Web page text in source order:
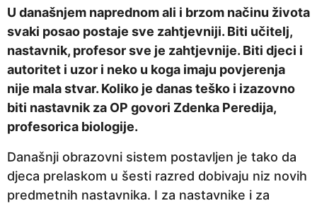
e
p
r
i
j
e
3
o
d
i
U današnjem naprednom ali i brzom načinu života
svaki posao postaje sve zahtjevniji. Biti učitelj,
nastavnik, profesor sve je zahtjevnije. Biti djeci i
autoritet i uzor i neko u koga imaju povjerenja
nije mala stvar. Koliko je danas teško i izazovno
biti nastavnik za OP govori Zdenka Peredija,
profesorica biologije.
Današnji obrazovni sistem postavljen je tako da
djeca prelaskom u šesti razred dobivaju niz novih
predmetnih nastavnika. I za nastavnike i za